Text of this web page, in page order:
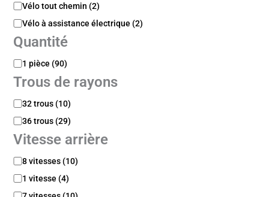
a
t
q
u
e
Vélo tout chemin (2)
Vélo à assistance électrique (2)
Quantité
Q
a
n
t
i
t
é
1 pièce (90)
Trous de rayons
T
o
u
d
e
r
32 trous (10)
36 trous (29)
Vitesse arrière
V
t
8 vitesses (10)
1 vitesse (4)